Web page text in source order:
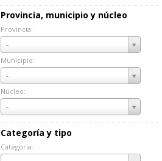
Provincia, municipio y núcleo
Provincia:
-
Provincia:
Municipio:
-
Municipio:
Núcleo:
-
Núcleo:
Categoría y tipo
Categoría: